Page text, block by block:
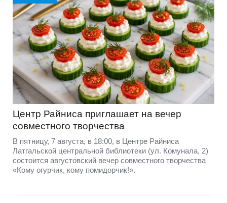
Центр Райниса приглашает на вечер
совместного творчества
В пятницу, 7 августа, в 18:00, в Центре Райниса
Латгальской центральной библиотеки (ул. Комунала, 2)
состоится августовский вечер совместного творчества
«Кому огурчик, кому помидорчик!».